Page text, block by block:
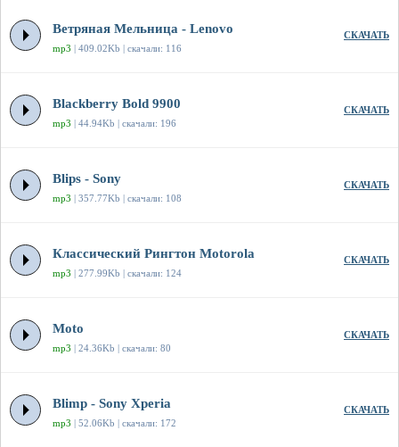
Ветряная Мельница - Lenovo
mp3 | 409.02Kb | скачали: 116
СКАЧАТЬ
Blackberry Bold 9900
mp3 | 44.94Kb | скачали: 196
СКАЧАТЬ
Blips - Sony
mp3 | 357.77Kb | скачали: 108
СКАЧАТЬ
Классический Рингтон Motorola
mp3 | 277.99Kb | скачали: 124
СКАЧАТЬ
Moto
mp3 | 24.36Kb | скачали: 80
СКАЧАТЬ
Blimp - Sony Xperia
mp3 | 52.06Kb | скачали: 172
СКАЧАТЬ